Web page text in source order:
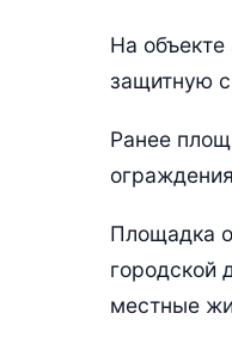
На
защитную
Ранее
Площадка
городской
местные